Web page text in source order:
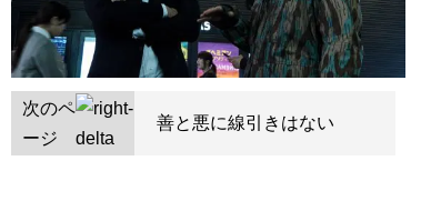
次のペ
ージ
善と悪に線引きはない